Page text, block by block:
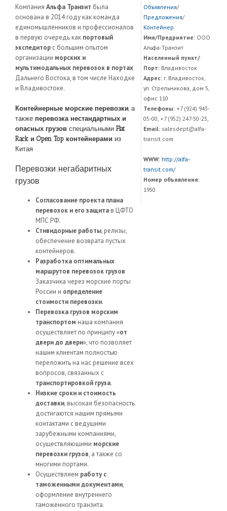
Компания Альфа Транзит была
основана в 2014 году как команда
единомышленников и профессионалов
в первую очередь как портовый
экспедитор с большим опытом
организации морских и
мультимодальных перевозок в портах
Дальнего Востока, в том числе Находке
и Владивостоке.
Контейнерные морские перевозки, а
также перевозка нестандартных и
опасных грузов специальными Flat
Rack и Open Top контейнерами из
Китая
Перевозки негабаритных
грузов
Согласование проекта плана
перевозок и его защита в ЦФТО
МПС РФ.
Стивидорные работы, релизы,
обеспечение возврата пустых
контейнеров.
Разработка оптимальных
маршрутов перевозок грузов
Заказчика через морские порты
России и определение
стоимости перевозки.
Перевозка грузов морским
транспортом наша компания
осуществляет по принципу «от
двери до двери», что позволяет
нашим клиентам полностью
переложить на нас решение всех
вопросов, связанных с
транспортировкой груза.
Низкие сроки и стоимость
доставки, высокая безопасность
достигаются нашим прямыми
контактами с ведущими
зарубежными компаниями,
осуществляющими морские
перевозки грузов, а также со
многими портами.
Осуществляем работу с
таможенными документами,
оформление внутреннего
таможенного транзита.
Объявления/
Предложения/
Контейнер
Имя/Предриятие:ООО
Альфа-Транзит
Населенный пункт/
Порт:Владивосток
Адрес:г. Владивосток,
ул. Стрельникова, дом 5,
офис 110
Телефоны:+7 (924) 943-
05-00, +7 (952) 247-50-25,
Email:salesdept@alfa-
transit.com
WWW: http://alfa-
transit.com/
Номер объявления:
1950